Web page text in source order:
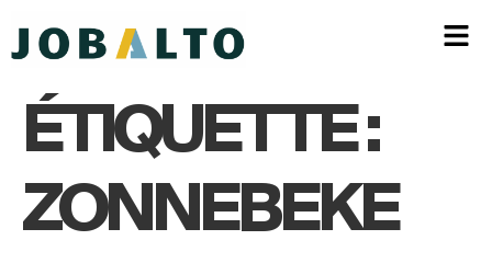
ÉTIQUETTE :
ZONNEBEKE